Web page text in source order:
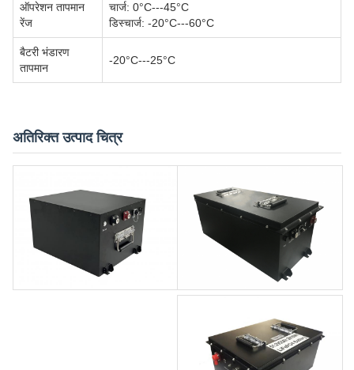
ऑपरेशन तापमान
रेंज
चार्ज: 0°C---45°C
डिस्चार्ज: -20°C---60°C
बैटरी भंडारण
तापमान
-20°C---25°C
अतिरिक्त उत्पाद चित्र